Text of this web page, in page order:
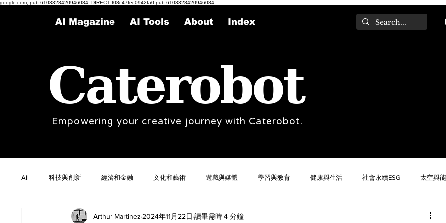
google.com, pub-6103328420946084, DIRECT, f08c47fec0942fa0 pub-6103328420946084
AI Magazine AI Tools About Index
Caterobot
Empowering your creative journey with Caterobot.
All 科技與創新 經濟和金融 文化和藝術 遊戲與媒體 學習與教育 健康與生活 社會永續ESG 太空與
Arthur Martinez 2024年11月22日 讀畢需時 4 分鐘